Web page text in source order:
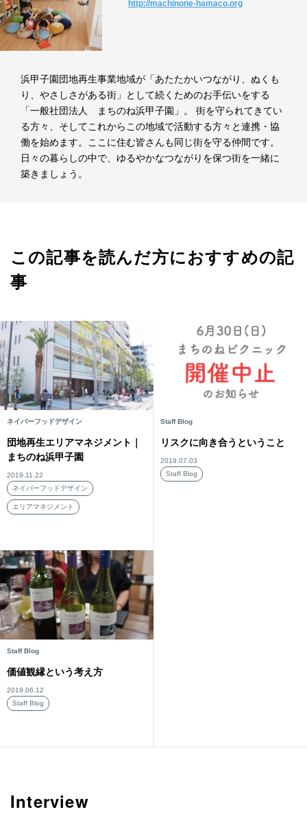
http://machinone-hamaco.org
浜甲子園団地再生事業地域が「あたたかいつながり、ぬくも
り、やさしさがある街」として続くためのお手伝いをする
「一般社団法人 まちのね浜甲子園」。 街を守られてきてい
る方々、そしてこれからこの地域で活動する方々と連携・協
働を始めます。ここに住む皆さんも同じ街を守る仲間です。
日々の暮らしの中で、ゆるやかなつながりを保つ街を一緒に
築きましょう。
この記事を読んだ方におすすめの記
事
ネイバーフッドデザイン
団地再生エリアマネジメント｜
まちのね浜甲子園
2019.11.22
ネイバーフッドデザイン
エリアマネジメント
Staff Blog
リスクに向き合うということ
2019.07.03
Staff Blog
Staff Blog
価値観縁という考え方
2019.06.12
Staff Blog
Interview